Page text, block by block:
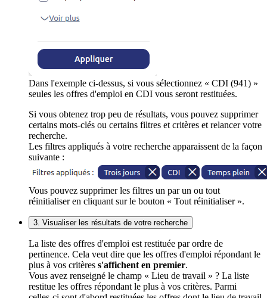
Dans l'exemple ci-dessus, si vous sélectionnez « CDI (941) »
seules les offres d'emploi en CDI vous seront restituées.
Si vous obtenez trop peu de résultats, vous pouvez supprimer
certains mots-clés ou certains filtres et critères et relancer votre
recherche.
Les filtres appliqués à votre recherche apparaissent de la façon
suivante :
Vous pouvez supprimer les filtres un par un ou tout
réinitialiser en cliquant sur le bouton « Tout réinitialiser ».
3. Visualiser les résultats de votre recherche
La liste des offres d'emploi est restituée par ordre de
pertinence. Cela veut dire que les offres d'emploi répondant le
plus à vos critères s'affichent en premier.
Vous avez renseigné le champ « Lieu de travail » ? La liste
restitue les offres répondant le plus à vos critères. Parmi